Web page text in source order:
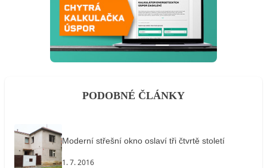
PODOBNÉ ČLÁNKY
Moderní střešní okno oslaví tři čtvrtě století
1. 7. 2016